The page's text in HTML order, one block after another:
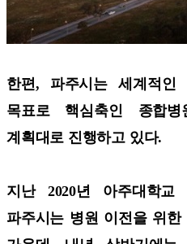
한편, 파주시는 세계적인
목표로 핵심축인 종합
계획대로 진행하고 있다.
지난 2020년 아주대학
파주시는 병원 이전을 위